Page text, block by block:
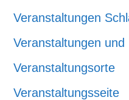
Veranstaltungen
Veranstaltungen
Veranstaltungsorte
Veranstaltungsseite